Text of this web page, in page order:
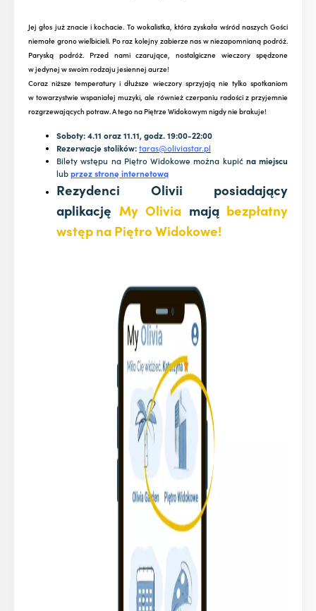
Jej głos już znacie i kochacie. To wokalistka, która zyskała wśród naszych Gości
niemałe grono wielbicieli. Po raz kolejny zabierze nas w niezapomnianą podróż.
Paryską podróż. Przed nami czarujące, nostalgiczne wieczory spędzone
w jedynej w swoim rodzaju jesiennej aurze!
Coraz niższe temperatury i dłuższe wieczory sprzyjają nie tylko spotkaniom
w towarzystwie wspaniałej muzyki, ale również czerpaniu radości z przyjemnie
rozgrzewających potraw. A tego na Piętrze Widokowym nigdy nie brakuje!
Soboty: 4.11 oraz 11.11, godz. 19:00-22:00
Rezerwacje stolików:taras@oliviastar.pl
Bilety wstępu na Piętro Widokowe można kupić na miejscu
lubprzez stronę internetową
Rezydenci Olivii posiadający
aplikację My Olivia mają bezpłatny
wstęp na Piętro Widokowe!